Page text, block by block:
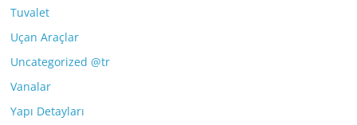
Tuvalet
Uçan Araçlar
Uncategorized @tr
Vanalar
Yapı Detayları